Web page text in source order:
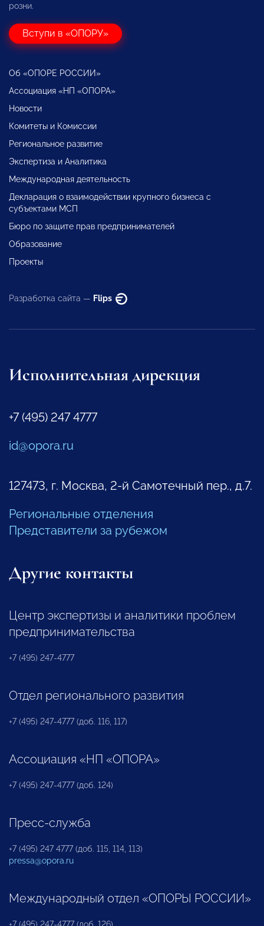
розни.
Вступи в «ОПОРУ»
Об «ОПОРЕ РОССИИ»
Ассоциация «НП «ОПОРА»
Новости
Комитеты и Комиссии
Региональное развитие
Экспертиза и Аналитика
Международная деятельность
Декларация о взаимодействии крупного бизнеса с
субъектами МСП
Бюро по защите прав предпринимателей
Образование
Проекты
Разработка сайта — Flips
Исполнительная дирекция
+7 (495) 247 4777
id@opora.ru
127473, г. Москва, 2-й Самотечный пер., д.7.
Региональные отделения
Представители за рубежом
Другие контакты
Центр экспертизы и аналитики проблем
предпринимательства
+7 (495) 247-4777
Отдел регионального развития
+7 (495) 247-4777 (доб. 116, 117)
Ассоциация «НП «ОПОРА»
+7 (495) 247-4777 (доб. 124)
Пресс-служба
+7 (495) 247 4777 (доб. 115, 114, 113)
pressa@opora.ru
Международный отдел «ОПОРЫ РОССИИ»